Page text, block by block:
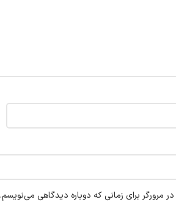
مرورگر برای زمانی که دوباره دیدگاهی می‌نویسم.